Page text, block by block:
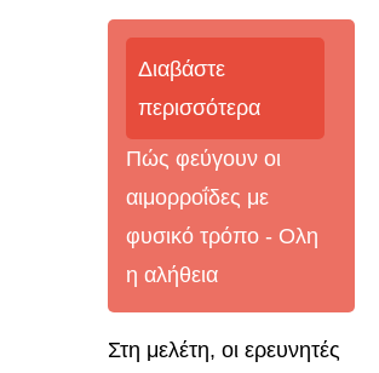
Διαβάστε
περισσότερα
Πώς φεύγουν οι
αιμορροΐδες με
φυσικό τρόπο - Oλη
η αλήθεια
Στη μελέτη, οι ερευνητές